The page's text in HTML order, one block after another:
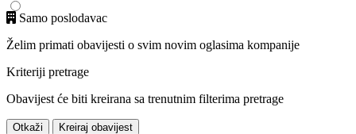
Samo poslodavac
Želim primati obavijesti o svim novim oglasima kompanije
Kriteriji pretrage
Obavijest će biti kreirana sa trenutnim filterima pretrage
Otkaži Kreiraj obavijest